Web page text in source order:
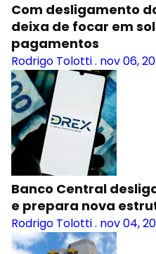
Com desligamento
deixa de focar em
pagamentos
Rodrigo Tolotti. nov 06,
Banco Central
e prepara nova
Rodrigo Tolotti. nov 04,